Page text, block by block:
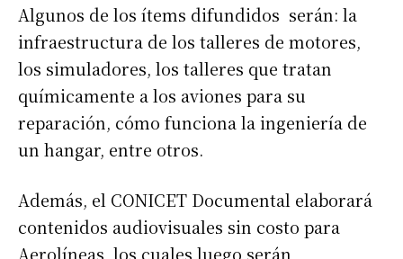
Algunos de los ítems difundidos serán: la
infraestructura de los talleres de motores,
los simuladores, los talleres que tratan
químicamente a los aviones para su
reparación, cómo funciona la ingeniería de
un hangar, entre otros.
Además, el CONICET Documental elaborará
contenidos audiovisuales sin costo para
Aerolíneas, los cuales luego serán